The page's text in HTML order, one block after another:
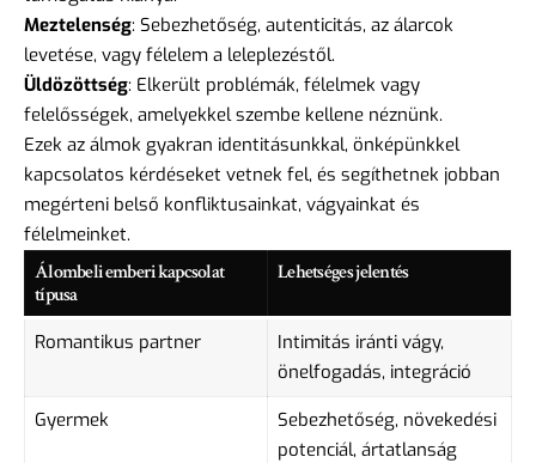
Meztelenség: Sebezhetőség, autenticitás, az álarcok
levetése, vagy félelem a leleplezéstől.
Üldözöttség: Elkerült problémák, félelmek vagy
felelősségek, amelyekkel szembe kellene néznünk.
Ezek az álmok gyakran identitásunkkal, önképünkkel
kapcsolatos kérdéseket vetnek fel, és segíthetnek jobban
megérteni belső konfliktusainkat, vágyainkat és
félelmeinket.
Álombeli emberi kapcsolat
típusa
Lehetséges jelentés
Romantikus partner
Intimitás iránti vágy,
önelfogadás, integráció
Gyermek
Sebezhetőség, növekedési
potenciál, ártatlanság